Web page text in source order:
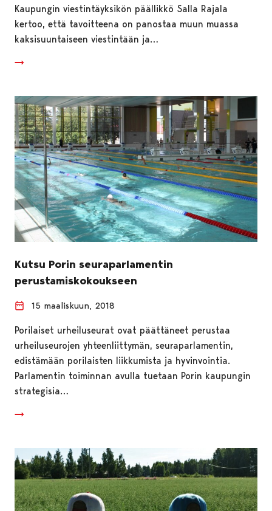
Kaupungin viestintäyksikön päällikkö Salla Rajala
kertoo, että tavoitteena on panostaa muun muassa
kaksisuuntaiseen viestintään ja…
Kutsu Porin seuraparlamentin
perustamiskokoukseen
15 maaliskuun, 2018
Porilaiset urheiluseurat ovat päättäneet perustaa
urheiluseurojen yhteenliittymän, seuraparlamentin,
edistämään porilaisten liikkumista ja hyvinvointia.
Parlamentin toiminnan avulla tuetaan Porin kaupungin
strategisia…